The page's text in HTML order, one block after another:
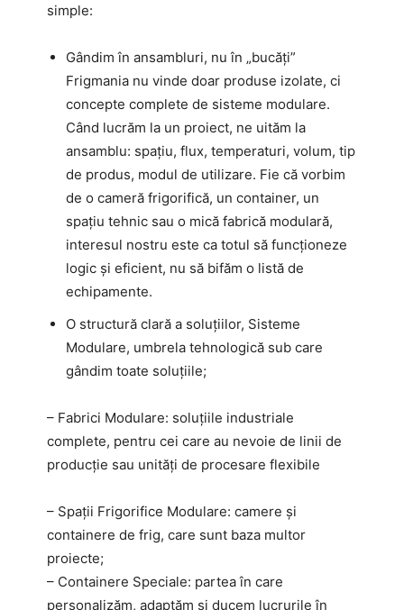
simple:
Gândim în ansambluri, nu în „bucăți”
Frigmania nu vinde doar produse izolate, ci
concepte complete de sisteme modulare.
Când lucrăm la un proiect, ne uităm la
ansamblu: spațiu, flux, temperaturi, volum, tip
de produs, modul de utilizare. Fie că vorbim
de o cameră frigorifică, un container, un
spațiu tehnic sau o mică fabrică modulară,
interesul nostru este ca totul să funcționeze
logic și eficient, nu să bifăm o listă de
echipamente.
O structură clară a soluțiilor, Sisteme
Modulare, umbrela tehnologică sub care
gândim toate soluțiile;
– Fabrici Modulare: soluțiile industriale
complete, pentru cei care au nevoie de linii de
producție sau unități de procesare flexibile
– Spații Frigorifice Modulare: camere și
containere de frig, care sunt baza multor
proiecte;
– Containere Speciale: partea în care
personalizăm, adaptăm și ducem lucrurile în